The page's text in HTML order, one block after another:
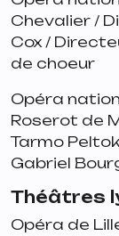
Chevalier /
Cox /
de choeur
Opéra
Roserot de
Tarmo
Gabriel
Théâtres
Opéra de